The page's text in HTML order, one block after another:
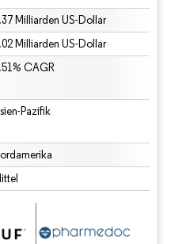
Milliarden US-Dollar
Milliarden US-Dollar
CAGR
Pazifik
erfordert Namensnennung